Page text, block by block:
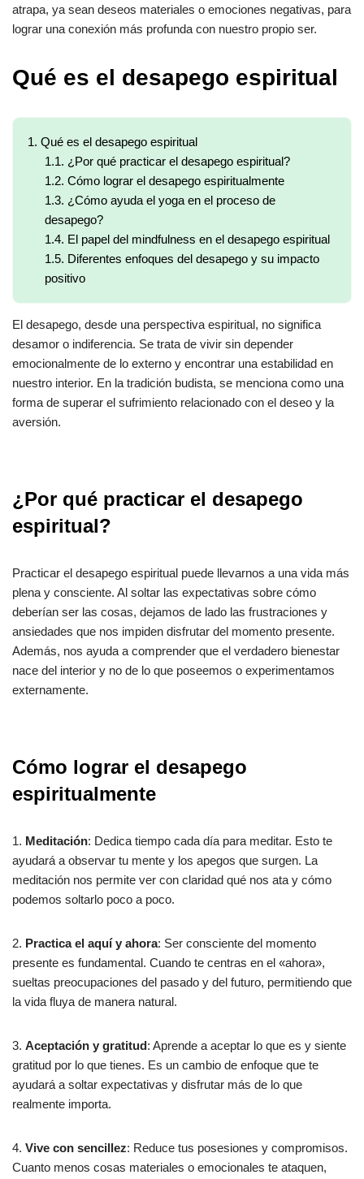
atrapa, ya sean deseos materiales o emociones negativas, para
lograr una conexión más profunda con nuestro propio ser.
Qué es el desapego espiritual
1. Qué es el desapego espiritual
1.1. ¿Por qué practicar el desapego espiritual?
1.2. Cómo lograr el desapego espiritualmente
1.3. ¿Cómo ayuda el yoga en el proceso de
desapego?
1.4. El papel del mindfulness en el desapego espiritual
1.5. Diferentes enfoques del desapego y su impacto
positivo
El desapego, desde una perspectiva espiritual, no significa
desamor o indiferencia. Se trata de vivir sin depender
emocionalmente de lo externo y encontrar una estabilidad en
nuestro interior. En la tradición budista, se menciona como una
forma de superar el sufrimiento relacionado con el deseo y la
aversión.
¿Por qué practicar el desapego
espiritual?
Practicar el desapego espiritual puede llevarnos a una vida más
plena y consciente. Al soltar las expectativas sobre cómo
deberían ser las cosas, dejamos de lado las frustraciones y
ansiedades que nos impiden disfrutar del momento presente.
Además, nos ayuda a comprender que el verdadero bienestar
nace del interior y no de lo que poseemos o experimentamos
externamente.
Cómo lograr el desapego
espiritualmente
1. Meditación: Dedica tiempo cada día para meditar. Esto te
ayudará a observar tu mente y los apegos que surgen. La
meditación nos permite ver con claridad qué nos ata y cómo
podemos soltarlo poco a poco.
2. Practica el aquí y ahora: Ser consciente del momento
presente es fundamental. Cuando te centras en el «ahora»,
sueltas preocupaciones del pasado y del futuro, permitiendo que
la vida fluya de manera natural.
3. Aceptación y gratitud: Aprende a aceptar lo que es y siente
gratitud por lo que tienes. Es un cambio de enfoque que te
ayudará a soltar expectativas y disfrutar más de lo que
realmente importa.
4. Vive con sencillez: Reduce tus posesiones y compromisos.
Cuanto menos cosas materiales o emocionales te ataquen,